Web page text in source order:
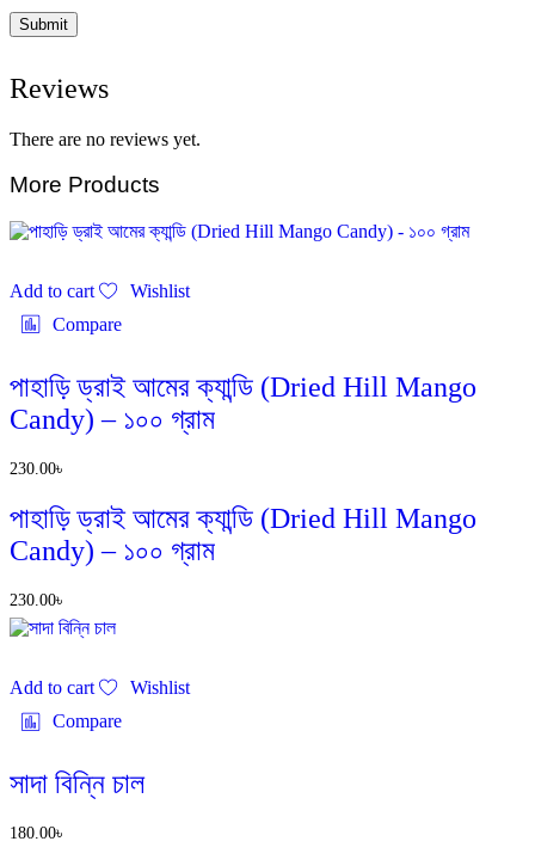
Reviews
There are no reviews yet.
More Products
Add to cart
Wishlist
Compare
পাহাড়ি ড্রাই আমের ক্যান্ডি (Dried Hill Mango
Candy) – ১০০ গ্রাম
230.00৳
পাহাড়ি ড্রাই আমের ক্যান্ডি (Dried Hill Mango
Candy) – ১০০ গ্রাম
230.00৳
Add to cart
Wishlist
Compare
সাদা বিন্নি চাল
180.00৳